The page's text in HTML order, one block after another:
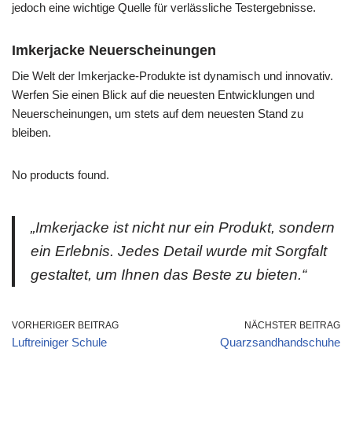
jedoch eine wichtige Quelle für verlässliche Testergebnisse.
Imkerjacke Neuerscheinungen
Die Welt der Imkerjacke-Produkte ist dynamisch und innovativ.
Werfen Sie einen Blick auf die neuesten Entwicklungen und
Neuerscheinungen, um stets auf dem neuesten Stand zu
bleiben.
No products found.
„Imkerjacke ist nicht nur ein Produkt, sondern
ein Erlebnis. Jedes Detail wurde mit Sorgfalt
gestaltet, um Ihnen das Beste zu bieten.“
VORHERIGER BEITRAG
Luftreiniger Schule
NÄCHSTER BEITRAG
Quarzsandhandschuhe